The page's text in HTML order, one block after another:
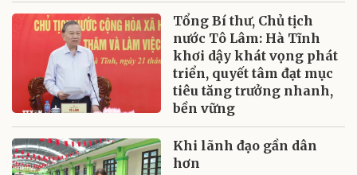
Tổng Bí thư, Chủ tịch
nước Tô Lâm: Hà Tĩnh
khơi dậy khát vọng phát
triển, quyết tâm đạt mục
tiêu tăng trưởng nhanh,
bền vững
Khi lãnh đạo gần dân
hơn